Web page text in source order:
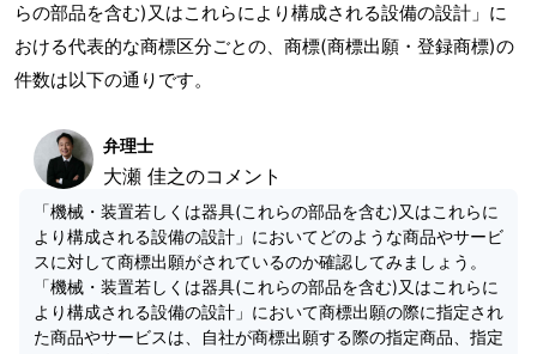
らの部品を含む)又はこれらにより構成される設備の設計」に
おける代表的な商標区分ごとの、商標(商標出願・登録商標)の
件数は以下の通りです。
弁理士
大瀬 佳之のコメント
「機械・装置若しくは器具(これらの部品を含む)又はこれらに
より構成される設備の設計」においてどのような商品やサービ
スに対して商標出願がされているのか確認してみましょう。
「機械・装置若しくは器具(これらの部品を含む)又はこれらに
より構成される設備の設計」において商標出願の際に指定され
た商品やサービスは、自社が商標出願する際の指定商品、指定